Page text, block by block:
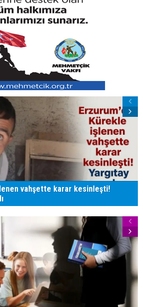
vahşette karar kesinleşti!